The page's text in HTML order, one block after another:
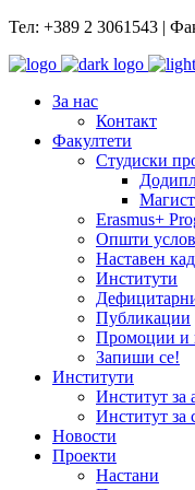
Тел: +389 2 3061543 |
За нас
Контакт
Факултети
Студиски
Erasmus+
Општи
Наставен
Институти
Публикации
Промоции и
Запиши се!
Институти
Институт за
Институт за
Новости
Проекти
Настани